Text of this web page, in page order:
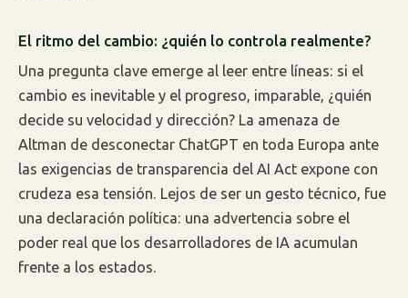
El ritmo del cambio: ¿quién lo controla realmente?
Una pregunta clave emerge al leer entre líneas: si el
cambio es inevitable y el progreso, imparable, ¿quién
decide su velocidad y dirección? La amenaza de
Altman de desconectar ChatGPT en toda Europa ante
las exigencias de transparencia del AI Act expone con
crudeza esa tensión. Lejos de ser un gesto técnico, fue
una declaración política: una advertencia sobre el
poder real que los desarrolladores de IA acumulan
frente a los estados.